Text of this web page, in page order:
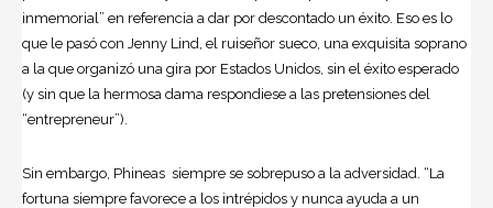
inmemorial” en referencia a dar por descontado un éxito. Eso es lo
que le pasó con Jenny Lind, el ruiseñor sueco, una exquisita soprano
a la que organizó una gira por Estados Unidos, sin el éxito esperado
(y sin que la hermosa dama respondiese a las pretensiones del
“entrepreneur”).
Sin embargo, Phineas siempre se sobrepuso a la adversidad. “La
fortuna siempre favorece a los intrépidos y nunca ayuda a un